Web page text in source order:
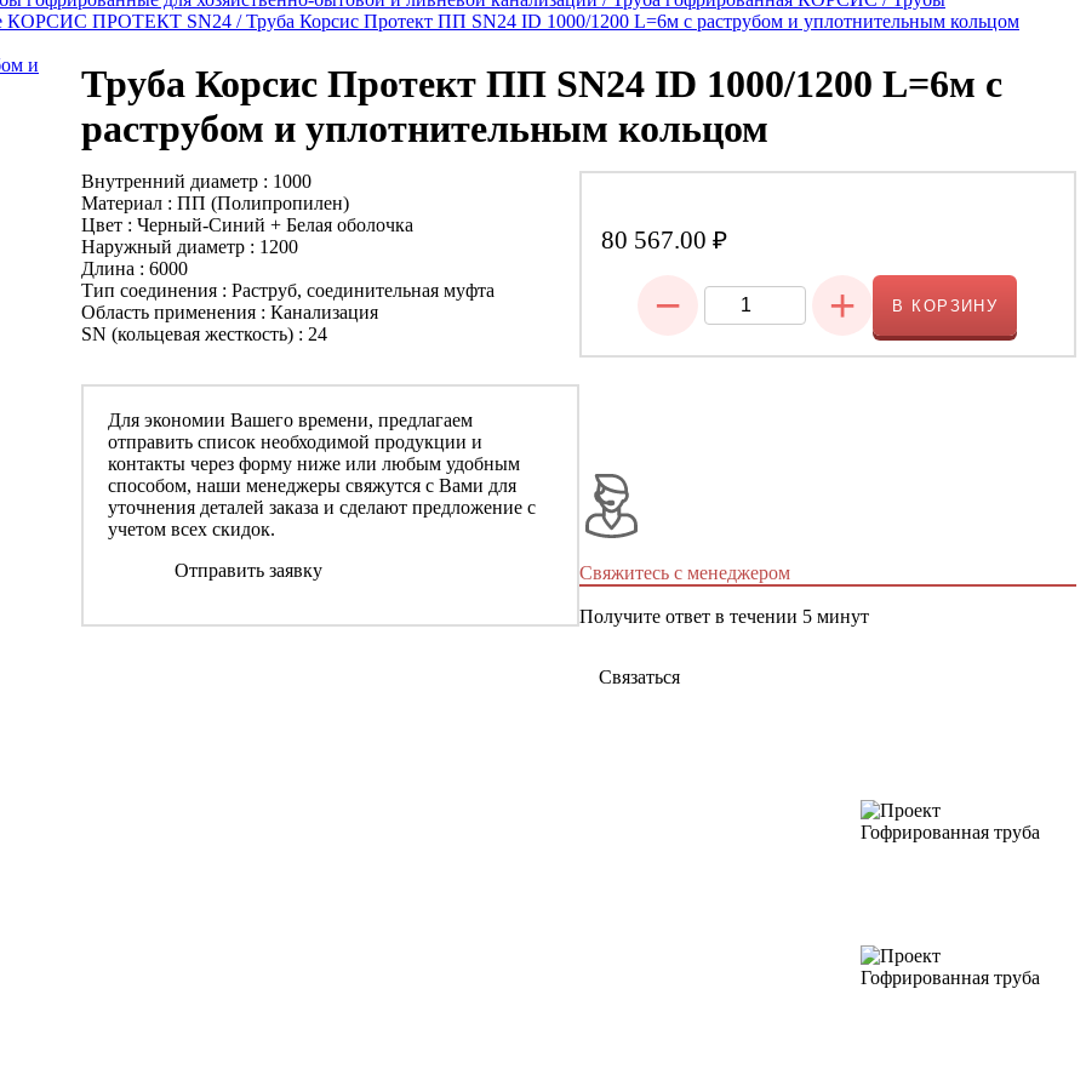
КОРСИС ПРОТЕКТ SN24 /Труба Корсис Протект ПП SN24 ID 1000/1200 L=6м с раструбом и уплотнительным кольцом
Труба Корсис Протект ПП SN24 ID 1000/1200 L=6м с
раструбом и уплотнительным кольцом
Внутренний диаметр : 1000
Материал : ПП (Полипропилен)
Цвет : Черный-Синий + Белая оболочка
Наружный диаметр : 1200
Длина : 6000
Тип соединения : Раструб, соединительная муфта
Область применения : Канализация
SN (кольцевая жесткость) : 24
Для экономии Вашего времени, предлагаем
отправить список необходимой продукции и
контакты через форму ниже или любым удобным
способом, наши менеджеры свяжутся с Вами для
уточнения деталей заказа и сделают предложение с
учетом всех скидок.
Отправить заявку
80 567.00 ₽
− + В КОРЗИНУ
Свяжитесь с менеджером
Получите ответ в течении 5 минут
Связаться